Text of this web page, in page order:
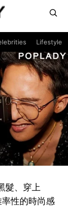
Lifestyle
髮、穿上
性的時尚感